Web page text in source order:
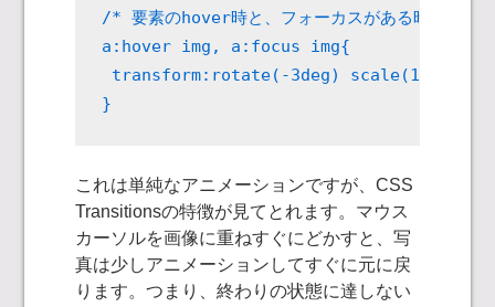
/* 要素のhover時と、フォーカスがある時に、
a:hover img, a:focus img{
transform:rotate(-3deg) scale(1.5);
これは単純なアニメーションですが、CSS
Transitionsの特徴が見てとれます。マウス
カーソルを画像に重ねすぐにどかすと、写
真は少しアニメーションしてすぐに元に戻
ります。つまり、終わりの状態に達しない